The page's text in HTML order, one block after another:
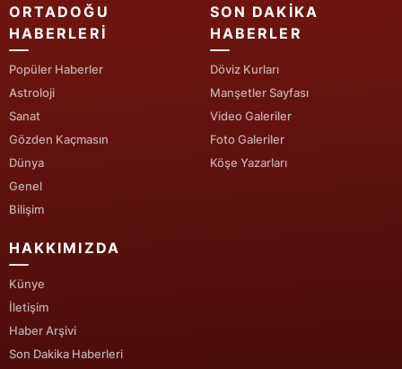
ORTADOĞU
HABERLERI
Popüler Haberler
Astroloji
Sanat
Gözden Kaçmasın
Dünya
Genel
Bilişim
SON DAKIKA
HABERLER
Döviz Kurları
Manşetler Sayfası
Video Galeriler
Foto Galeriler
Köşe Yazarları
HAKKIMIZDA
Künye
İletişim
Haber Arşivi
Son Dakika Haberleri